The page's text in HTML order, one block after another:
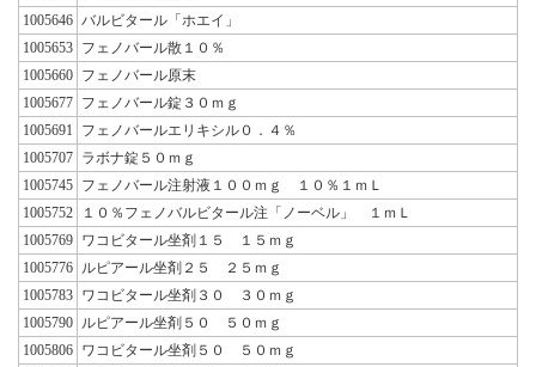
1005646 バルビタール「ホエイ」
1005653 フェノバール散１０％
1005660 フェノバール原末
1005677 フェノバール錠３０ｍｇ
1005691
フェノバールエリキシル０．４％
1005707 ラボナ錠５０ｍｇ
1005745 フェノバール注射液１００ｍｇ １０％１ｍＬ
1005752
１０％フェノバルビタール注「ノーベル」 １ｍＬ
1005769 ワコビタール坐剤１５ １５ｍｇ
1005776
ルピアール坐剤２５ ２５ｍｇ
1005783 ワコビタール坐剤３０ ３０ｍｇ
1005790
ルピアール坐剤５０ ５０ｍｇ
1005806 ワコビタール坐剤５０ ５０ｍｇ